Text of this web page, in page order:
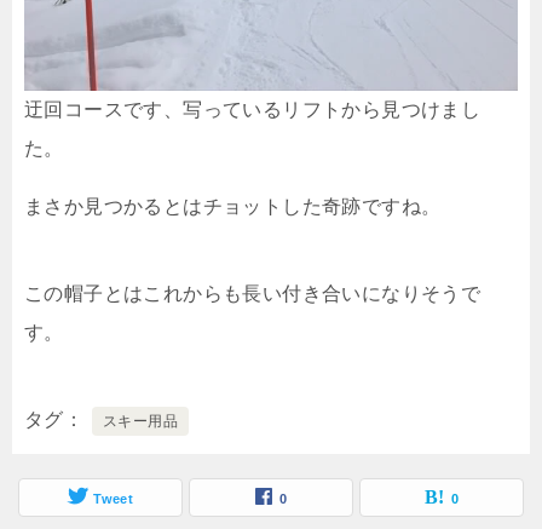
迂回コースです、写っているリフトから見つけまし
た。
まさか見つかるとはチョットした奇跡ですね。
この帽子とはこれからも長い付き合いになりそうで
す。
タグ スキー用品
Tweet 0 0